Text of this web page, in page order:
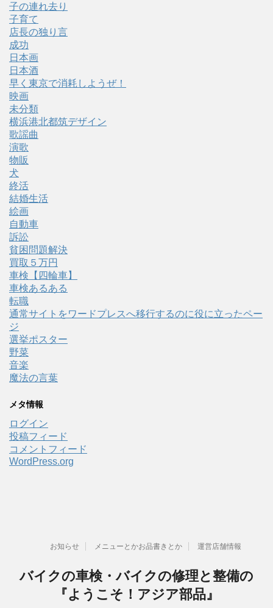
子の連れ去り
子育て
店長の独り言
成功
日本画
日本酒
早く東京で消耗しようぜ！
映画
未分類
横浜港北都筑デザイン
歌謡曲
演歌
物販
犬
終活
結婚生活
絵画
自動車
訴訟
貧困問題解決
買取５万円
車検【四輪車】
車検あるある
転職
通常サイトをワードプレスへ移行するのに役に立ったペー
ジ
選挙ポスター
野菜
音楽
魔法の言葉
メタ情報
ログイン
投稿フィード
コメントフィード
WordPress.org
お知らせ メニューとかお品書きとか 運営店舗情報
バイクの車検・バイクの修理と整備の
『ようこそ！アジア部品』